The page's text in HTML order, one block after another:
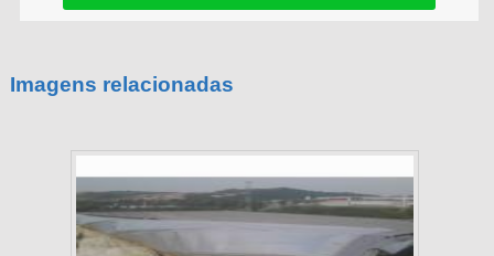
Imagens relacionadas